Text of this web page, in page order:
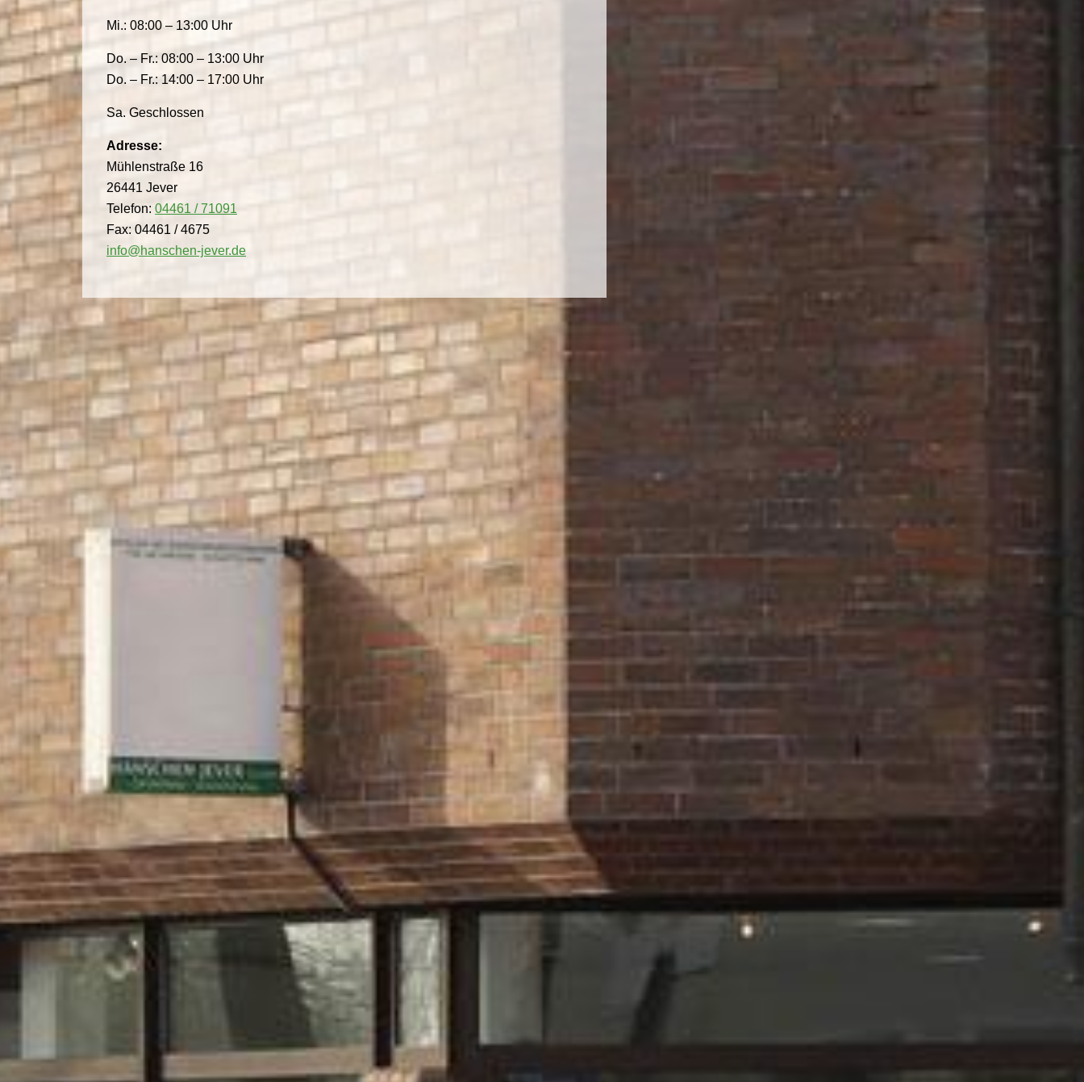
Mi.: 08:00 – 13:00 Uhr
Do. – Fr.: 08:00 – 13:00 Uhr
Do. – Fr.: 14:00 – 17:00 Uhr
Sa. Geschlossen
Adresse:
Mühlenstraße 16
26441 Jever
Telefon: 04461 / 71091
Fax: 04461 / 4675
info@hanschen-jever.de